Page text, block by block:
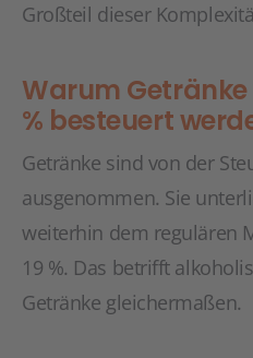
Großteil dieser
Warum Getränke
% besteuert
Getränke sind von der
ausgenommen. Sie
weiterhin dem regulären
19 %. Das betrifft
Getränke gleichermaßen.